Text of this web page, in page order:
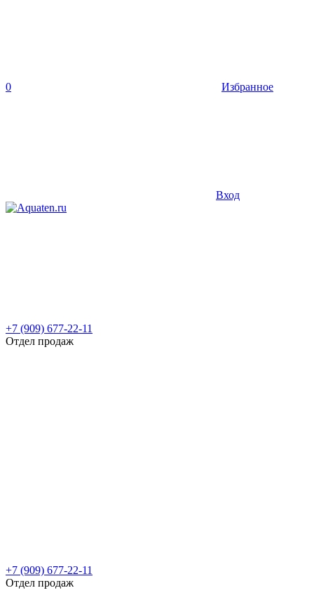
0 Избранное
Вход
+7 (909) 677-22-11
Отдел продаж
+7 (909) 677-22-11
Отдел продаж